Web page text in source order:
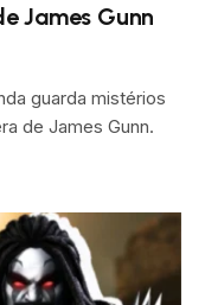
James Gunn
guarda mistérios
de James Gunn.